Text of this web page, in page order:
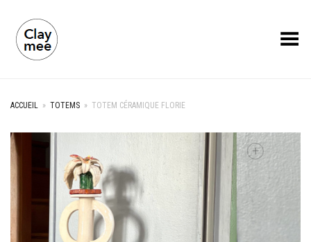
Toggle Menu
ACCUEIL » TOTEMS » TOTEM CÉRAMIQUE FLORIE